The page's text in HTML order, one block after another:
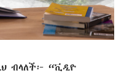
ብላለች፦ “ቪዲዮ